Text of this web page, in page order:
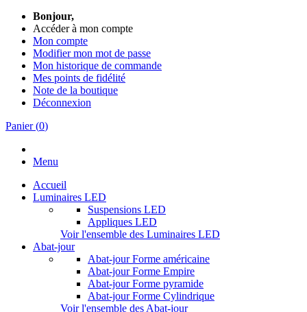
Bonjour,
Accéder à mon compte
Mon compte
Modifier mon mot de passe
Mon historique de commande
Mes points de fidélité
Note de la boutique
Déconnexion
Panier(0)
Menu
Accueil
Luminaires LED
Suspensions LED
Appliques LED
Voir l'ensemble des Luminaires LED
Abat-jour
Abat-jour Forme américaine
Abat-jour Forme Empire
Abat-jour Forme pyramide
Abat-jour Forme Cylindrique
Voir l'ensemble des Abat-jour